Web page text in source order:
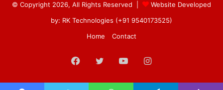
© Copyright 2026, All Rights Reserved |
Website Developed
by: RK Technologies (+91 9540173525)
Home
Contact
Facebook
Twitter YouTubeInstagram